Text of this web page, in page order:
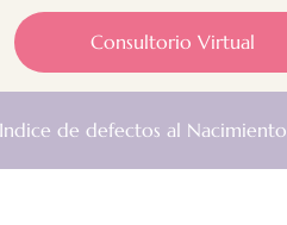
Consultorio Virtual
Indice de defectos al Nacimiento